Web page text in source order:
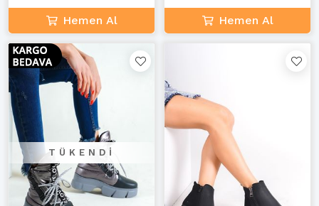
Hemen Al Hemen Al
TÜKENDI